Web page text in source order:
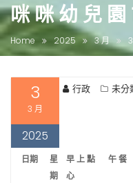
咪 咪 幼 兒 園
Home 2025 3 月 3
3
3 月
2025
行政 未分
日期
星
期
早 上 點
心
午 餐